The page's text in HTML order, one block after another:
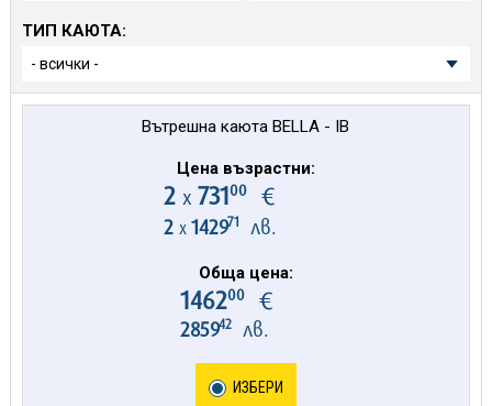
ТИП КАЮТА:
Вътрешна каюта BELLA - IB
Цена възрастни:
2 х 73100€
2 х 142971 лв.
Обща цена:
146200€
285942лв.
ИЗБЕРИ